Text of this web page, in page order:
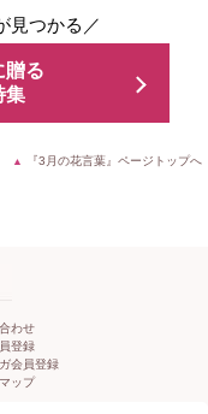
見つかる／
贈る
集
▲ 『3月の花言葉』ページトップへ
わせ
登録
会員登録
ップ